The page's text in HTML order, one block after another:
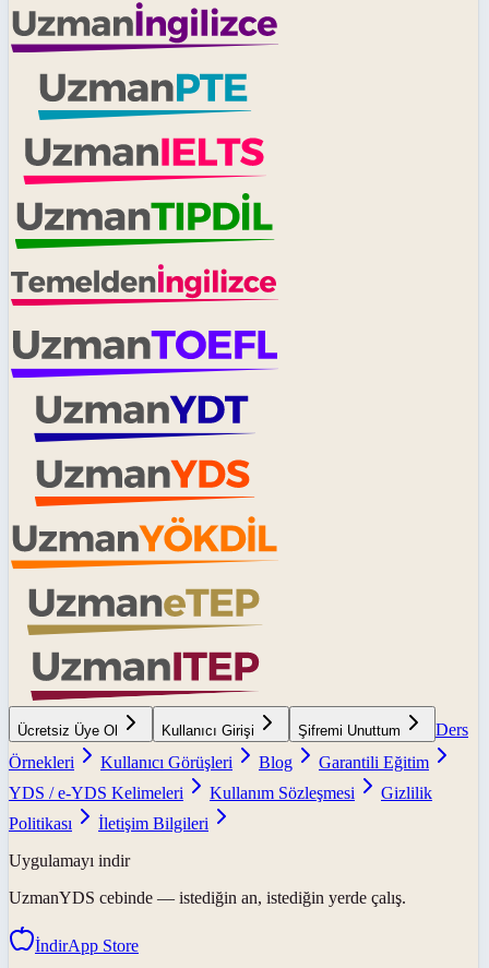
Ücretsiz Üye Ol Kullanıcı Girişi Şifremi Unuttum
Ders
Örnekleri
Kullanıcı Görüşleri Blog
Garantili Eğitim
YDS / e-YDS Kelimeleri
Kullanım Sözleşmesi
Gizlilik
Politikası
İletişim Bilgileri
Uygulamayı indir
UzmanYDS cebinde — istediğin an, istediğin yerde çalış.
İndirApp Store